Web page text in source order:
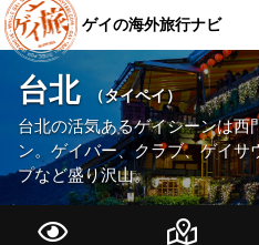
ゲイの海外旅行ナビ
台北 （タイペイ）
台北の活気あるゲイシーンは西
ン。ゲイバー、クラブ、ゲイサ
プなど盛り沢山。